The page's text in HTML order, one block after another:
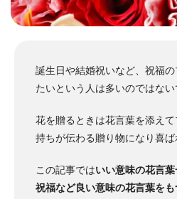
誕生日や結婚祝いなど、祝福
たいという人は多いのではない
花を贈るときは花言葉を添え
持ちが伝わる贈り物になり喜ば
この記事ではいい意味の花言葉
祝福など良い意味の花言葉を